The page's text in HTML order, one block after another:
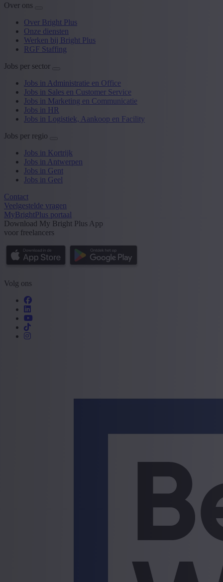
Over ons
Over Bright Plus
Onze diensten
Werken bij Bright Plus
RGF Staffing
Jobs per sector
Jobs in Administratie en Office
Jobs in Sales en Customer Service
Jobs in Marketing en Communicatie
Jobs in HR
Jobs in Logistiek, Aankoop en Facility
Jobs per regio
Jobs in Kortrijk
Jobs in Antwerpen
Jobs in Gent
Jobs in Geel
Contact
Veelgestelde vragen
MyBrightPlus portaal
Download My Bright Plus App
voor freelancers
Volg ons